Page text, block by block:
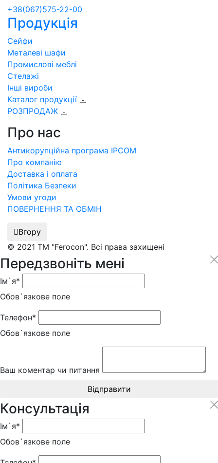
+38(067)575-22-00
Продукція
Сейфи
Металеві шафи
Промислові меблі
Стелажі
Інші вироби
Каталог продукції
РОЗПРОДАЖ
Про нас
Антикорупційна програма IPCOM
Про компанію
Доставка і оплата
Політика Безпеки
Умови угоди
ПОВЕРНЕННЯ ТА ОБМІН
Вгору
© 2021 ТМ "Ferocon". Всі права захищені
Передзвоніть мені
Ім`я*
Обов`язкове поле
Телефон*
Обов`язкове поле
Ваш коментар чи питання
Відправити
Консультація
Ім`я*
Обов`язкове поле